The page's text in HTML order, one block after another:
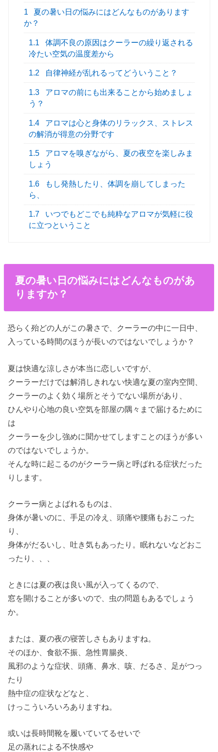
1
夏の暑い日の悩みにはどんなものがあります
か？
1.1
体調不良の原因はクーラーの繰り返される
冷たい空気の温度差から
1.2 自律神経が乱れるってどういうこと？
1.3
アロマの前にも出来ることから始めましょ
う？
1.4
アロマは心と身体のリラックス、ストレス
の解消が得意の分野です
1.5
アロマを嗅ぎながら、夏の夜空を楽しみま
しょう
1.6
もし発熱したり、体調を崩してしまった
ら、
1.7
いつでもどこでも純粋なアロマが気軽に役
に立つということ
夏の暑い日の悩みにはどんなものがあ
りますか？
恐らく殆どの人がこの暑さで、クーラーの中に一日中、
入っている時間のほうが長いのではないでしょうか？
夏は快適な涼しさが本当に恋しいですが、
クーラーだけでは解消しきれない快適な夏の室内空間、
クーラーのよく効く場所とそうでない場所があり、
ひんやり心地の良い空気を部屋の隅々まで届けるために
は
クーラーを少し強めに聞かせてしますことのほうが多い
のではないでしょうか。
そんな時に起こるのがクーラー病と呼ばれる症状だった
りします。
クーラー病とよばれるものは、
身体が暑いのに、手足の冷え、頭痛や腰痛もおこった
り、
身体がだるいし、吐き気もあったり。眠れないなどおこ
ったり、、、
ときには夏の夜は良い風が入ってくるので、
窓を開けることが多いので、虫の問題もあるでしょう
か。
または、夏の夜の寝苦しさもありますね。
そのほか、食欲不振、急性胃腸炎、
風邪のような症状、頭痛、鼻水、咳、だるさ、足がつっ
たり
熱中症の症状などなと、
けっこういろいろありますね。
或いは長時間靴を履いていてるせいで
足の蒸れによる不快感や